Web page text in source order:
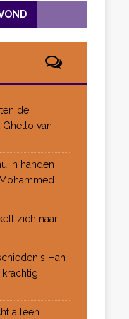
de
van
in handen
zich naar
Han
krachtig
alleen